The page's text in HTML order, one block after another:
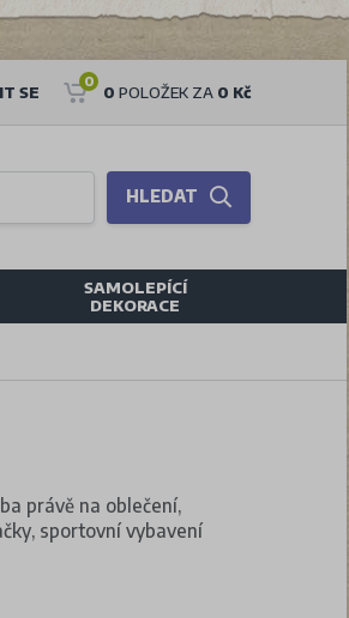
SE
0
0 POLOŽEK ZA 0 Kč
HLEDAT
SAMOLEPÍCÍ
DEKORACE
právě na oblečení,
sportovní vybavení